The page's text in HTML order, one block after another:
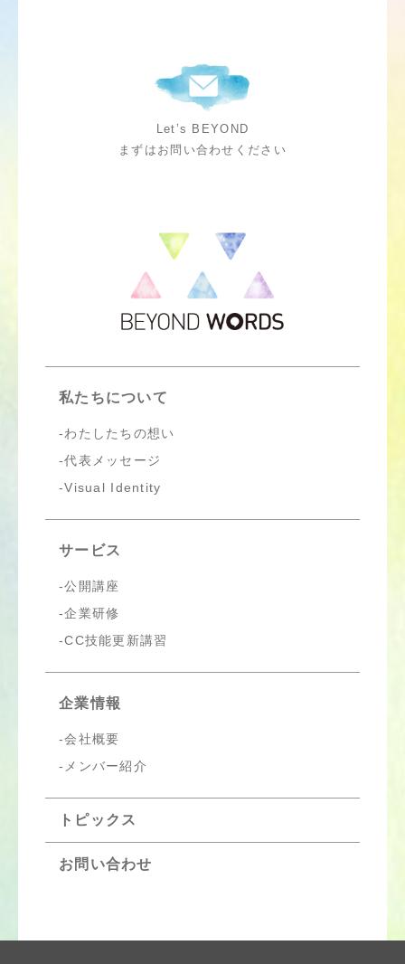
Let’s BEYOND
まずはお問い合わせください
私たちについて
わたしたちの想い
代表メッセージ
Visual Identity
サービス
公開講座
企業研修
CC技能更新講習
企業情報
会社概要
メンバー紹介
トピックス
お問い合わせ